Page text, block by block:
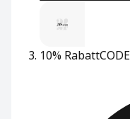
10% RabattCODE